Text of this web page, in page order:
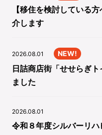
【移住を検討している
介します
2026.08.01 NEW!
日詰商店街「せせらぎ
ました
2026.08.01
令和８年度シルバーリ